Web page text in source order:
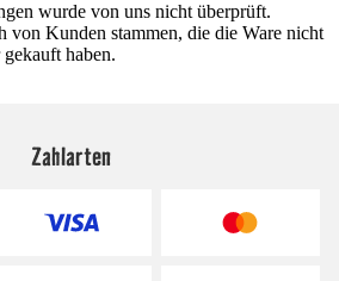
wurde von uns nicht überprüft.
von Kunden stammen, die die Ware nicht
haben.
Zahlarten